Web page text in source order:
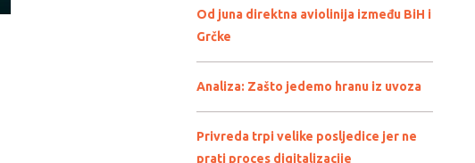
Od juna direktna aviolinija između BiH i
Grčke
Analiza: Zašto jedemo hranu iz uvoza
Privreda trpi velike posljedice jer ne
prati proces digitalizacije